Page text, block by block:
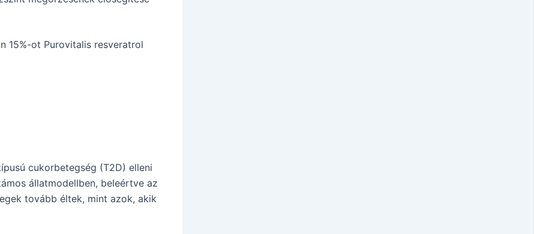
15%-ot Purovitalis resveratrol
cukorbetegség (T2D) elleni
állatmodellben, beleértve az
tovább éltek, mint azok, akik